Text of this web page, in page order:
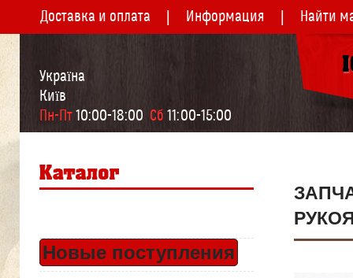
Доставка и оплата Информация Найти
Україна
Київ
Пн-Пт 10:00-18:00 Сб 11:00-15:00
Новые поступления